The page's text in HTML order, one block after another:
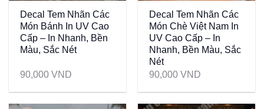
Decal Tem Nhãn Các
Món Bánh In UV Cao
Cấp – In Nhanh, Bền
Màu, Sắc Nét
90,000 VND
Decal Tem Nhãn Các
Món Chè Việt Nam In
UV Cao Cấp – In
Nhanh, Bền Màu, Sắc
Nét
90,000 VND